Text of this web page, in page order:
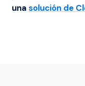
una solución de